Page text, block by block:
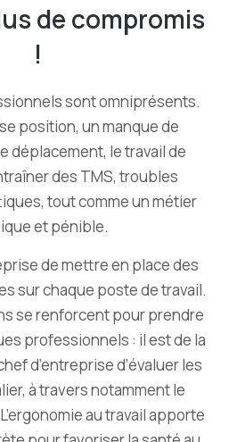
de compromis
!
sont omniprésents.
position, un manque de
déplacement, le travail de
des TMS, troubles
tout comme un métier
et pénible.
de mettre en place des
sur chaque poste de travail.
se renforcent pour prendre
professionnels : il est de la
d’entreprise d’évaluer les
à travers notamment le
au travail apporte